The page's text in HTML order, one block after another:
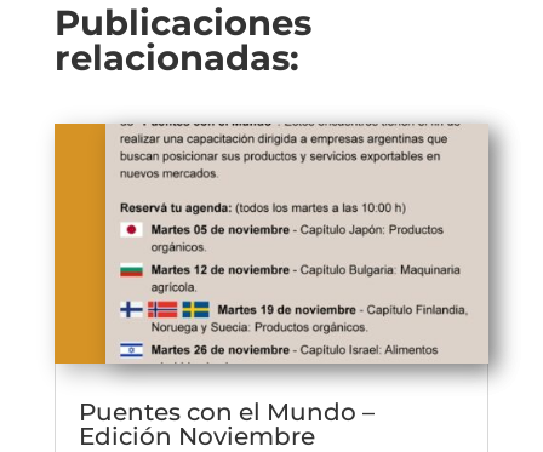
Publicaciones
relacionadas:
Puentes con el Mundo –
Edición Noviembre